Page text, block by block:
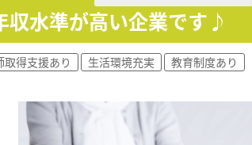
収水準が高い企業です♪
得支援あり 生活環境充実
教育制度あり